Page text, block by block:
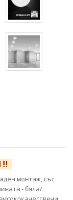
!!
монтаж, със
- бяла/